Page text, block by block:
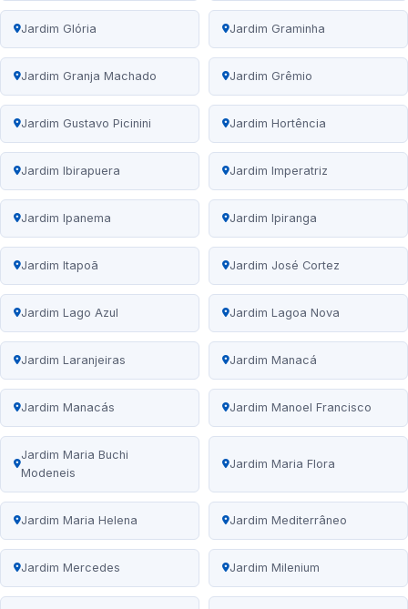
Jardim Glória Jardim Graminha
Jardim Granja Machado Jardim Grêmio
Jardim Gustavo Picinini Jardim Hortência
Jardim Ibirapuera Jardim Imperatriz
Jardim Ipanema Jardim Ipiranga
Jardim Itapoã Jardim José Cortez
Jardim Lago Azul Jardim Lagoa Nova
Jardim Laranjeiras Jardim Manacá
Jardim Manacás Jardim Manoel Francisco
Jardim Maria Buchi
Modeneis
Jardim Maria Flora
Jardim Maria Helena Jardim Mediterrâneo
Jardim Mercedes Jardim Milenium